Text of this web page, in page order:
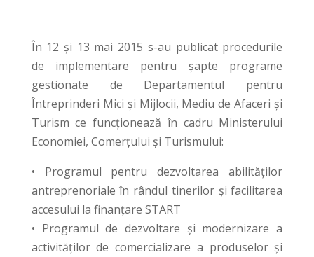
În 12 și 13 mai 2015 s-au publicat procedurile
de implementare pentru șapte programe
gestionate de Departamentul pentru
Întreprinderi Mici și Mijlocii, Mediu de Afaceri și
Turism ce funcționează în cadru Ministerului
Economiei, Comerțului și Turismului:
• Programul pentru dezvoltarea abilităţilor
antreprenoriale în rândul tinerilor şi facilitarea
accesului la finanţare START
• Programul de dezvoltare şi modernizare a
activităţilor de comercializare a produselor şi